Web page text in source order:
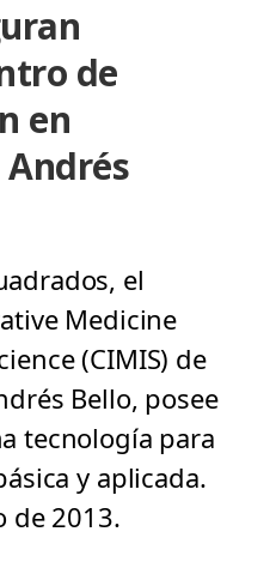
de
en
el
Medicine
(CIMIS) de
Bello, posee
tecnología para
y aplicada.
de 2013.